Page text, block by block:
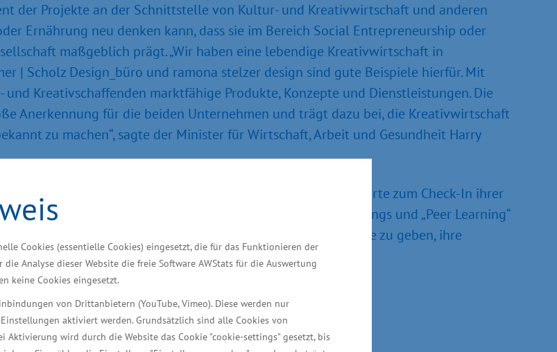
Cookies (essentielle Cookies) eingesetzt, die für das Funktionieren der
Analyse dieser Website die freie Software AWStats für die Auswertung
keine Cookies eingesetzt.
von Drittanbietern (YouTube, Vimeo). Diese werden nur
aktiviert werden. Grundsätzlich sind alle Cookies von
wird durch die Website das Cookie "cookie-settings" gesetzt, bis
der Projekte an der Schnittstelle von Kultur- und Kreativwirtschaft und anderen
Ernährung neu denken kann, dass sie im Bereich Social Entrepreneurship oder
maßgeblich prägt. „Wir haben eine lebendige Kreativwirtschaft in
| Scholz Design_büro und ramona stelzer design sind gute Beispiele hierfür. Mit
Kreativschaffenden marktfähige Produkte, Konzepte und Dienstleistungen. Die
Anerkennung für die beiden Unternehmen und trägt dazu bei, die Kreativwirtschaft
zu machen“, sagte der Minister für Wirtschaft, Arbeit und Gesundheit Harry
für Wirtschaft und Energie, den Titelträgern ihre Bordkarte zum Check-In ihrer
einjährigen Mentoring-Programm mit Workshops, Coachings und „Peer Learning“
Professionalisierung zu begleiten und ihnen die Chance zu geben, ihre
Titelverleihung findet 2018 in Berlin statt.